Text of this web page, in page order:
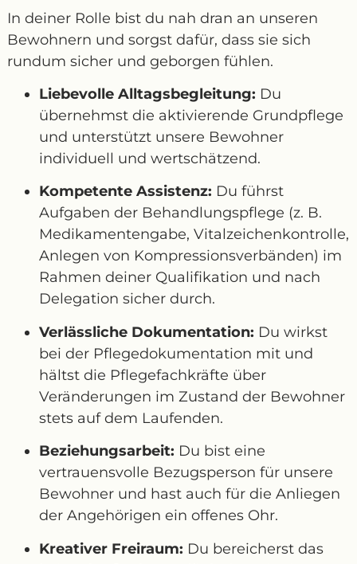
In deiner Rolle bist du nah dran an unseren
Bewohnern und sorgst dafür, dass sie sich
rundum sicher und geborgen fühlen.
Liebevolle Alltagsbegleitung: Du
übernehmst die aktivierende Grundpflege
und unterstützt unsere Bewohner
individuell und wertschätzend.
Kompetente Assistenz: Du führst
Aufgaben der Behandlungspflege (z. B.
Medikamentengabe, Vitalzeichenkontrolle,
Anlegen von Kompressionsverbänden) im
Rahmen deiner Qualifikation und nach
Delegation sicher durch.
Verlässliche Dokumentation: Du wirkst
bei der Pflegedokumentation mit und
hältst die Pflegefachkräfte über
Veränderungen im Zustand der Bewohner
stets auf dem Laufenden.
Beziehungsarbeit: Du bist eine
vertrauensvolle Bezugsperson für unsere
Bewohner und hast auch für die Anliegen
der Angehörigen ein offenes Ohr.
Kreativer Freiraum: Du bereicherst das